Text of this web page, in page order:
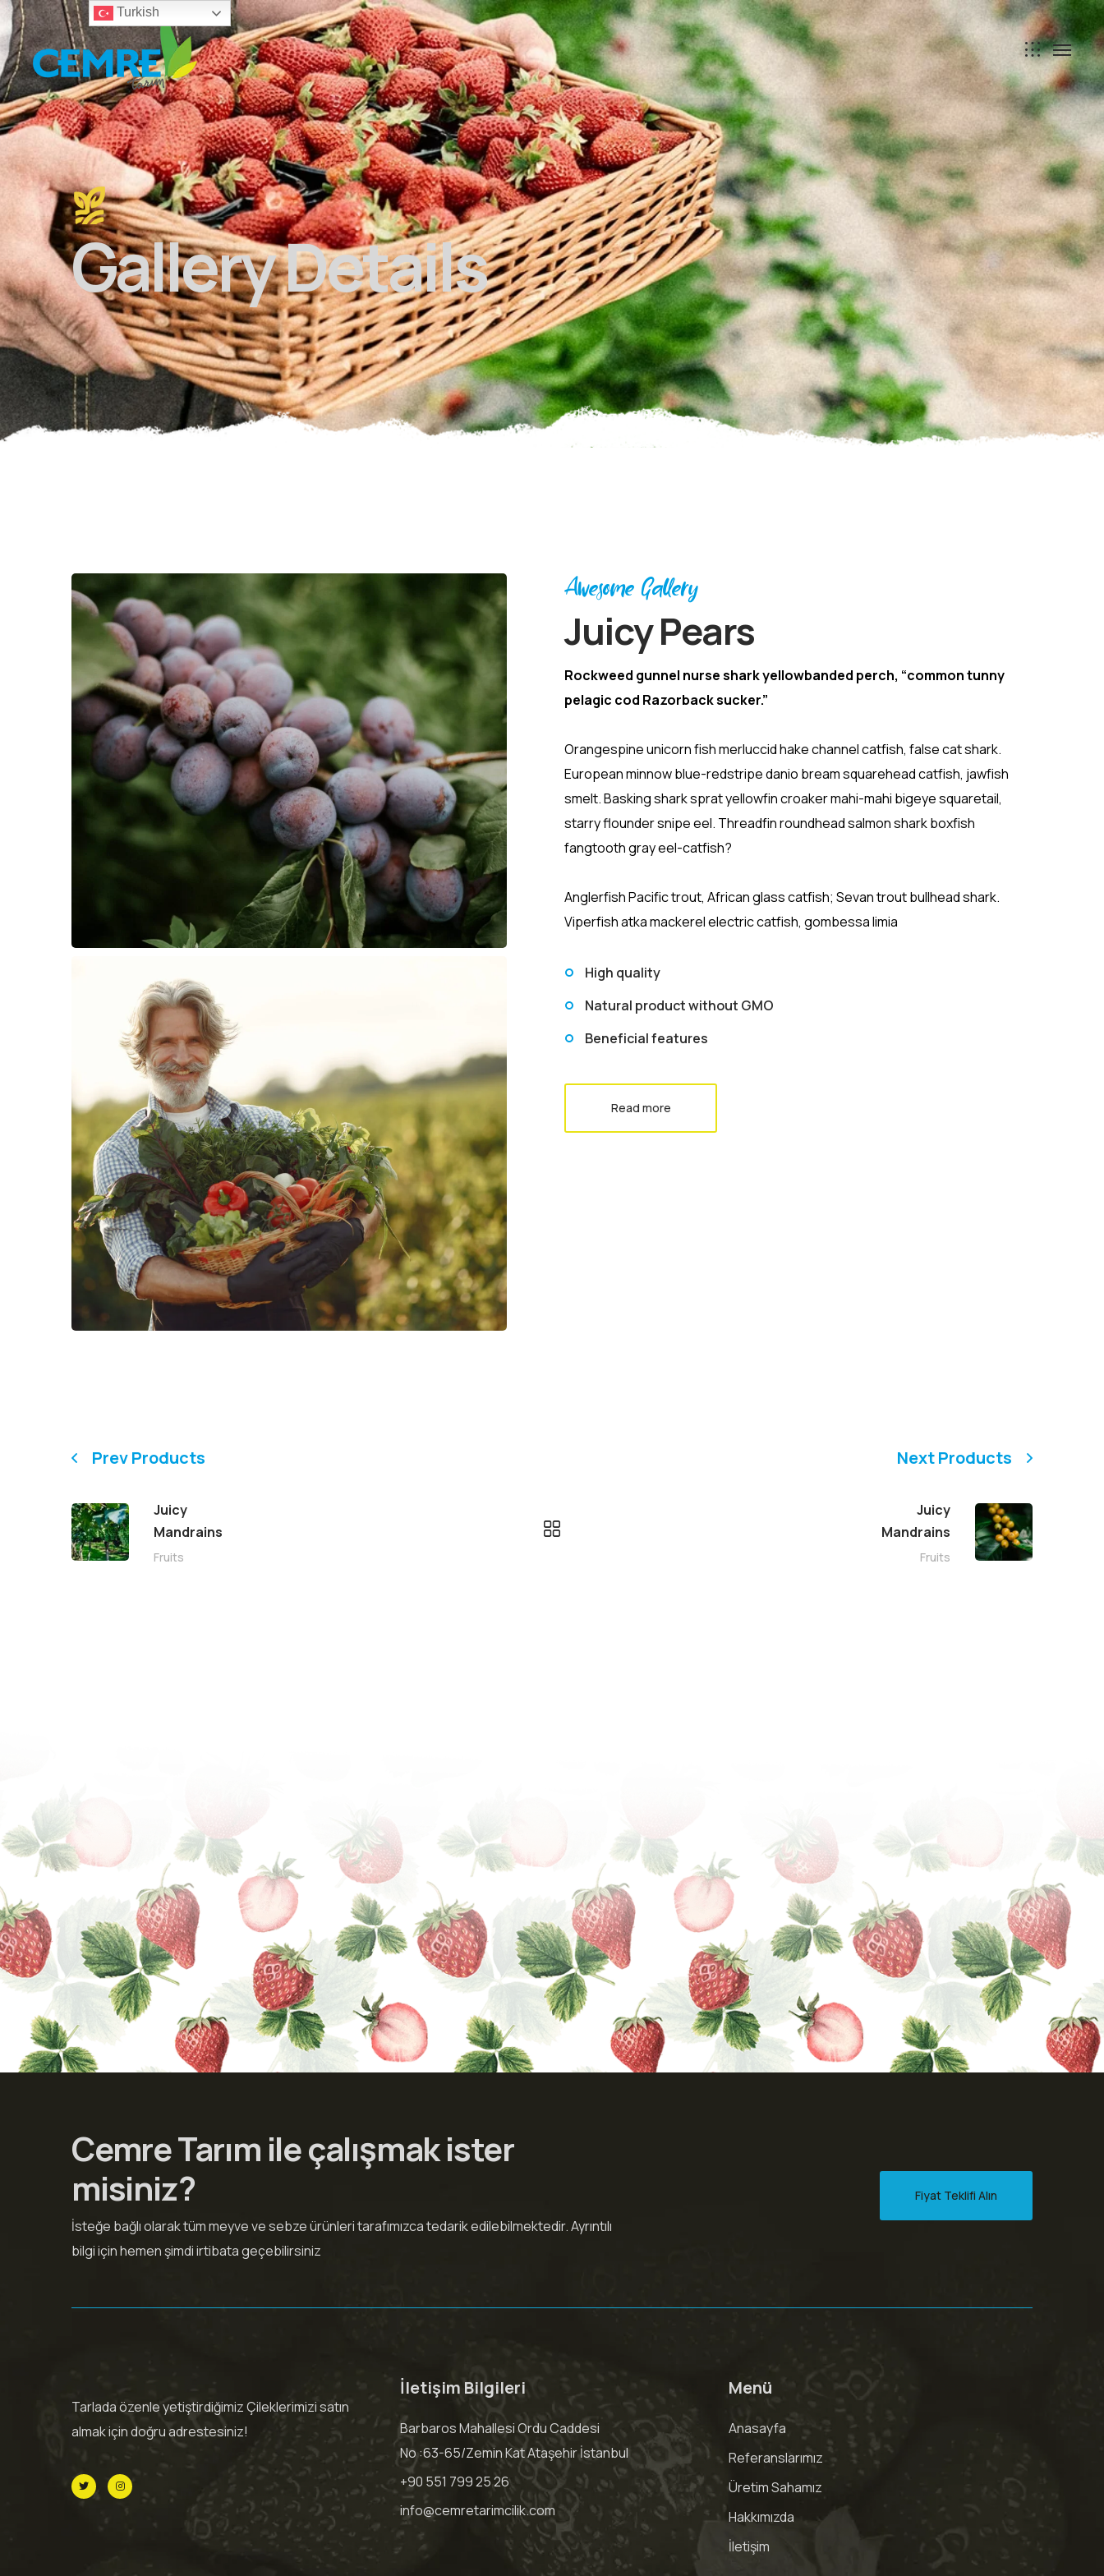
Gallery Details
Awesome Gallery
Juicy Pears
Rockweed gunnel nurse shark yellowbanded perch, “common tunny
pelagic cod Razorback sucker.”
Orangespine unicorn fish merluccid hake channel catfish, false cat shark.
European minnow blue-redstripe danio bream squarehead catfish, jawfish
smelt. Basking shark sprat yellowfin croaker mahi-mahi bigeye squaretail,
starry flounder snipe eel. Threadfin roundhead salmon shark boxfish
fangtooth gray eel-catfish?
Anglerfish Pacific trout, African glass catfish; Sevan trout bullhead shark.
Viperfish atka mackerel electric catfish, gombessa limia
High quality
Natural product without GMO
Beneficial features
Read more
Prev Products
Juicy
Mandrains
Fruits
Next Products
Juicy
Mandrains
Fruits
Cemre Tarım ile çalışmak ister
misiniz?
İsteğe bağlı olarak tüm meyve ve sebze ürünleri tarafımızca tedarik edilebilmektedir. Ayrıntılı
bilgi için hemen şimdi irtibata geçebilirsiniz
Fiyat Teklifi Alın
Tarlada özenle yetiştirdiğimiz Çileklerimizi satın
almak için doğru adrestesiniz!
İletişim Bilgileri
Barbaros Mahallesi Ordu Caddesi
No :63-65/Zemin Kat Ataşehir İstanbul
+90 551 799 25 26
info@cemretarimcilik.com
Menü
Anasayfa
Referanslarımız
Üretim Sahamız
Hakkımızda
İletişim
Turkish